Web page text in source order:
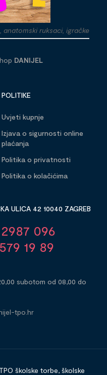
anatomski ruksaci, igračke
DANIJEL
POLITIKE
Uvjeti kupnje
Izjava o sigurnosti online
plaćanja
Politika o privatnosti
Politika o kolačićima
ULICA 42 10040 ZAGREB
096
19 89
subotom od 08,00 do
tpo.hr
školske torbe, školske